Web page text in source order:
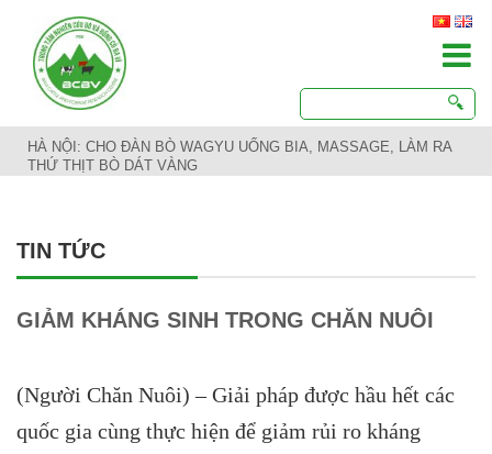
HÀ NỘI: CHO ĐÀN BÒ WAGYU UỐNG BIA, MASSAGE, LÀM RA
THỨ THỊT BÒ DÁT VÀNG
TIN TỨC
GIẢM KHÁNG SINH TRONG CHĂN NUÔI
(Người Chăn Nuôi) – Giải pháp được hầu hết các
quốc gia cùng thực hiện để giảm rủi ro kháng